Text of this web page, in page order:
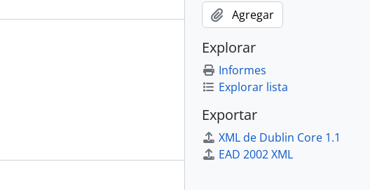
Agregar
Explorar
Informes
Explorar lista
Exportar
XML de Dublin Core 1.1
EAD 2002 XML